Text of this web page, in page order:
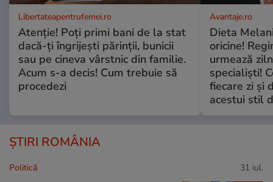
Libertateapentrufemei.ro
Atenție! Poți primi bani de la stat
dacă-ți îngrijești părinții, bunicii
sau pe cineva vârstnic din familie.
Acum s-a decis! Cum trebuie să
procedezi
Avantaje.ro
Dieta
oricine!
urmează
specialiști!
fiecare zi și
acestui stil
ȘTIRI ROMÂNIA
Politică 31 iul.